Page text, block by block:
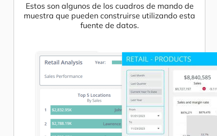
Estos son algunos de los cuadros de mando de
muestra que pueden construirse utilizando esta
fuente de datos.